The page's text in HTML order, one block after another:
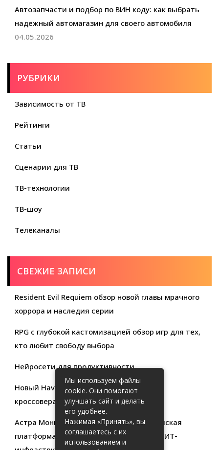
Автозапчасти и подбор по ВИН коду: как выбрать
надежный автомагазин для своего автомобиля
04.05.2026
РУБРИКИ
Зависимость от ТВ
Рейтинги
Статьи
Сценарии для ТВ
ТВ-технологии
ТВ-шоу
Телеканалы
СВЕЖИЕ ЗАПИСИ
Resident Evil Requiem обзор новой главы мрачного
хоррора и наследия серии
RPG с глубокой кастомизацией обзор игр для тех,
кто любит свободу выбора
Нейросети для продуктивности
Новый Haval Jolion: обзор современного
кроссовера для активной жизни
Астра Мониторинг: Современная российская
платформа для эффективного контроля ИТ-
Мы используем файлы
cookie. Они помогают
улучшать сайт и делать
его удобнее.
Нажимая «Принять», вы
соглашаетесь с их
использованием и